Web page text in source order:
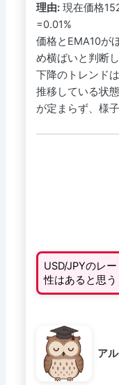
理由:現在価格
=0.01%
価格とEMA10が
め横ばいと判断
下降のトレンド
推移している状
が定まらず、様
USD/JPYのレ
性はあると思
ア